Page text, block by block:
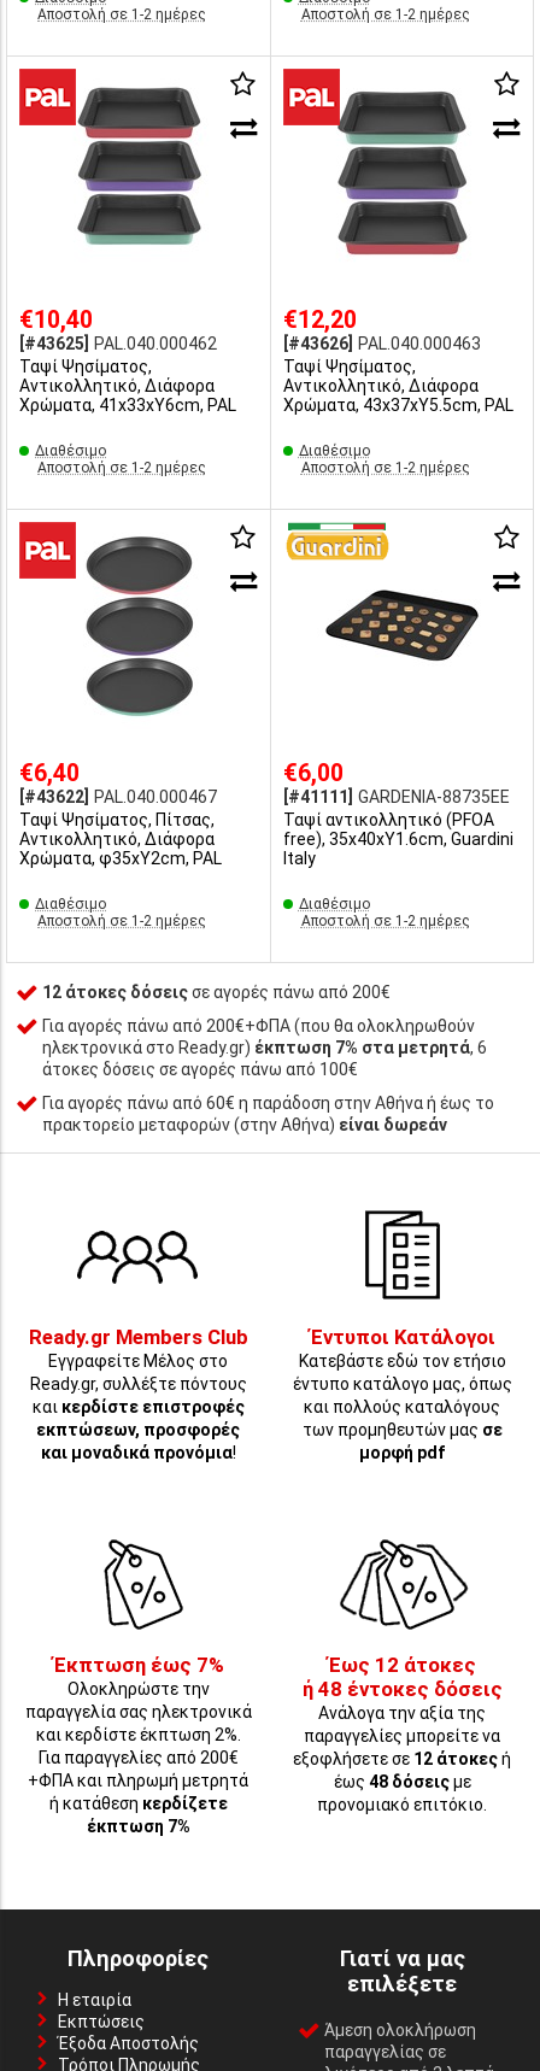
Αποστολή σε 1-2 ημέρες
Αποστολή σε 1-2 ημέρες
€10,40
[#43625]
PAL.040.000462
Ταψί Ψησίματος,
Αντικολλητικό, Διάφορα
Χρώματα, 41x33xΥ6cm, PAL
Διαθέσιμο
Αποστολή σε 1-2 ημέρες
€12,20
[#43626]
PAL.040.000463
Ταψί Ψησίματος,
Αντικολλητικό, Διάφορα
Χρώματα, 43x37xΥ5.5cm, PAL
Διαθέσιμο
Αποστολή σε 1-2 ημέρες
€6,40
[#43622]
PAL.040.000467
Ταψί Ψησίματος, Πίτσας,
Αντικολλητικό, Διάφορα
Χρώματα, φ35xΥ2cm, PAL
Διαθέσιμο
Αποστολή σε 1-2 ημέρες
€6,00
[#41111]
GARDENIA-88735EE
Ταψί αντικολλητικό (PFOA
free), 35x40xΥ1.6cm, Guardini
Italy
Διαθέσιμο
Αποστολή σε 1-2 ημέρες
12 άτοκες δόσειςσε αγορές πάνω από 200€
Για αγορές πάνω από 200€+ΦΠΑ (που θα ολοκληρωθούν
ηλεκτρονικά στο Ready.gr) έκπτωση 7% στα μετρητά, 6
άτοκες δόσεις σε αγορές πάνω από 100€
Για αγορές πάνω από 60€ η παράδοση στην Αθήνα ή έως το
πρακτορείο μεταφορών (στην Αθήνα) είναι δωρεάν
Ready.gr Members Club
Εγγραφείτε Μέλος στο
Ready.gr, συλλέξτε πόντους
και κερδίστε επιστροφές
εκπτώσεων, προσφορές
και μοναδικά προνόμια!
Έντυποι Κατάλογοι
Κατεβάστε εδώ τον ετήσιο
έντυπο κατάλογο μας, όπως
και πολλούς καταλόγους
των προμηθευτών μας σε
μορφή pdf
Έκπτωση έως 7%
Ολοκληρώστε την
παραγγελία σας ηλεκτρονικά
και κερδίστε έκπτωση 2%.
Για παραγγελίες από 200€
+ΦΠΑ και πληρωμή μετρητά
ή κατάθεση κερδίζετε
έκπτωση 7%
Έως 12 άτοκες
ή 48 έντοκες δόσεις
Ανάλογα την αξία της
παραγγελίες μπορείτε να
εξοφλήσετε σε 12 άτοκεςή
έως 48 δόσειςμε
προνομιακό επιτόκιο.
Πληροφορίες
Η εταιρία
Εκπτώσεις
Έξοδα Αποστολής
Τρόποι Πληρωμής
Γιατί να μας
επιλέξετε
Άμεση ολοκλήρωση
παραγγελίας σε